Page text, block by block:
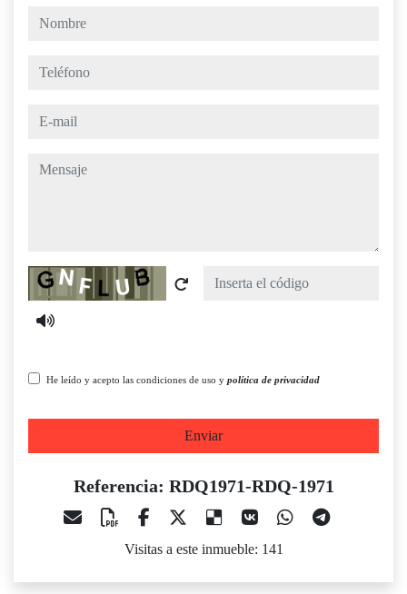
nombre
teléfono
e-mail
mensaje
Captcha
He leído y acepto las condiciones de uso y política de privacidad
Enviar
Referencia: RDQ1971-RDQ-1971
Visitas a este inmueble: 141